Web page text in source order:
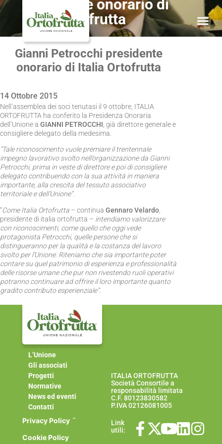
presidente onorario di
Italia Ortofrutta
Gianni Petrocchi presidente
onorario di Italia Ortofrutta
14 Ottobre 2015
Nell’assemblea dei soci tenutasi il 9 ottobre, ITALIA
ORTOFRUTTA ha conferito la Presidenza Onoraria
dell’Unione a GIANNI PETROCCHI , già direttore generale e
consigliere delegato della medesima.
“Tale riconoscimento vuole premiare il trentennale
impegno lavorativo svolto nell’organizzazione da Gianni
Petrocchi, prima in veste di direttore e poi di consigliere
delegato contribuendo con la sua attività in maniera
importante, alla crescita del tessuto associativo
territoriale e dell’Unione”.
“Come Italia Ortofrutta – continua Gennaro Velardo
presidente di italia ortofrutta – intendiamo valorizzare
con riconoscimenti, come quello che oggi vede
protagonista Petrocchi, quelle persone che si
distingueranno per la qualità e la costanza del lavoro
svolto per l’Unione. Riteniamo che sia importante poter
contare su quel patrimonio di esperienza e professionalità
delle risorse umane che pur non rivestendo ruoli operativi
potranno continuare ad offrire il loro importante quanto
gradito contributo esperienziale”.
L’Unione
Gli associati
Progetti
Normative
News ed eventi
Contatti
Privacy Policy-
Cookie Policy
Link
utili:
ITALIA ORTOFRUTTA
Società Consortile a
responsabilità limitata
C.F. 80123830582
P.IVA 02126081005